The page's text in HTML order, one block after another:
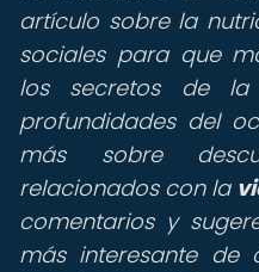
artículo sobre la
sociales para que
los secretos de la
profundidades del
más sobre
relacionados con la
comentarios y
más interesante de